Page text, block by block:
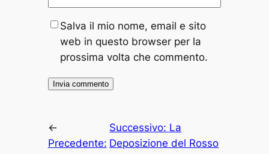
Salva il mio nome, email e sito
web in questo browser per la
prossima volta che commento.
←
Precedente:
Successivo: La
Deposizione del Rosso